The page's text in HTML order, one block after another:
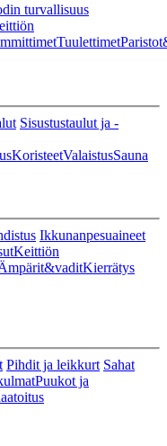
turvallisuus
Tuulettimet
Sisustustaulut ja -
KoristeetValaistusSauna
Ikkunanpesuaineet
Keittiön
Kierrätys
Pihdit ja leikkurt Sahat
Puukot ja